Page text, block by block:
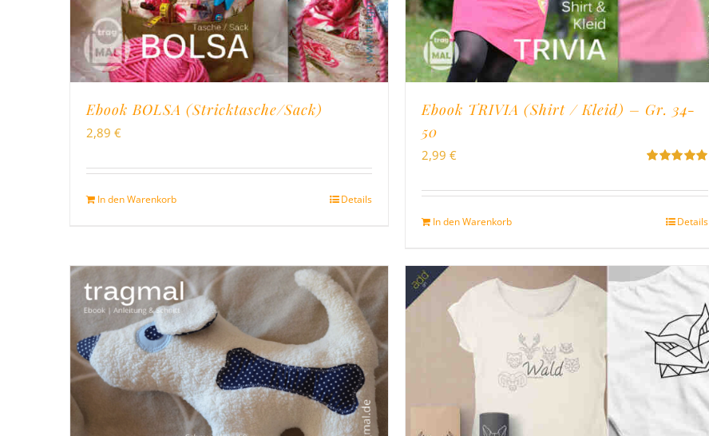
Ebook BOLSA (Stricktasche/Sack)
2,89 €
In den Warenkorb Details
Ebook TRIVIA (Shirt / Kleid) – Gr. 34-
50
5
2,99€
In den Warenkorb Details